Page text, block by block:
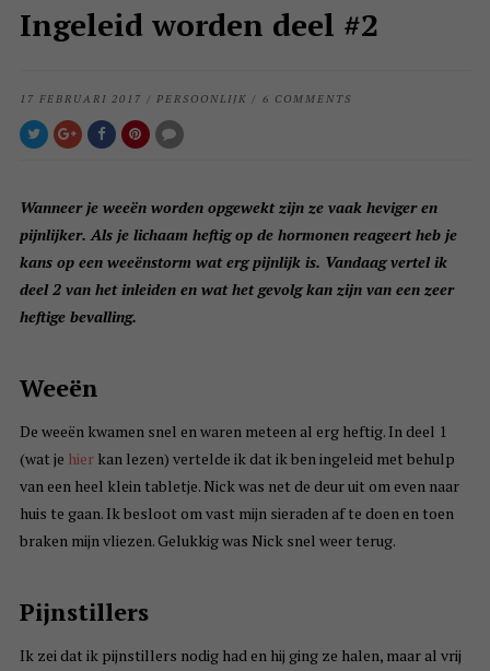
Ingeleid worden deel #2
17 FEBRUARI 2017 / PERSOONLIJK / 6 COMMENTS
Wanneer je weeën worden opgewekt zijn ze vaak heviger en
pijnlijker. Als je lichaam heftig op de hormonen reageert heb je
kans op een weeënstorm wat erg pijnlijk is. Vandaag vertel ik
deel 2 van het inleiden en wat het gevolg kan zijn van een zeer
heftige bevalling.
Weeën
De weeën kwamen snel en waren meteen al erg heftig. In deel 1
(wat je hierkan lezen) vertelde ik dat ik ben ingeleid met behulp
van een heel klein tabletje. Nick was net de deur uit om even naar
huis te gaan. Ik besloot om vast mijn sieraden af te doen en toen
braken mijn vliezen. Gelukkig was Nick snel weer terug.
Pijnstillers
Ik zei dat ik pijnstillers nodig had en hij ging ze halen, maar al vrij